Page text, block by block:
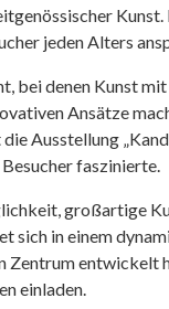
jeden Alters
bei denen Kunst
Ansätze
Ausstellung
faszinierte.
großartige
in einem
entwickelt
einladen.